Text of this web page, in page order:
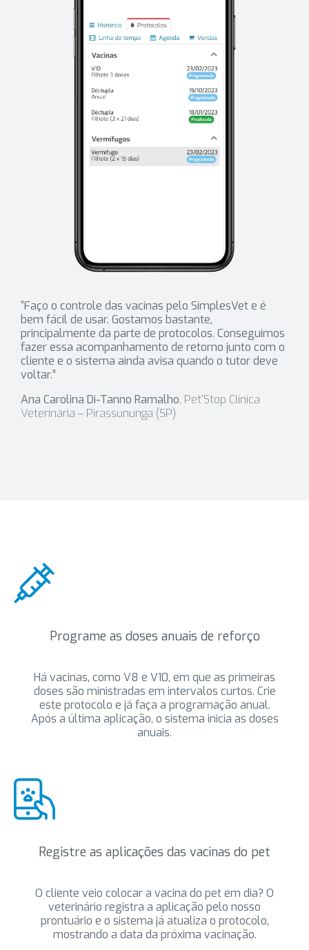
“Faço o controle das vacinas pelo SimplesVet e é
bem fácil de usar. Gostamos bastante,
principalmente da parte de protocolos. Conseguimos
fazer essa acompanhamento de retorno junto com o
cliente e o sistema ainda avisa quando o tutor deve
voltar.”
Ana Carolina Di-Tanno Ramalho, Pet’Stop Clínica
Veterinária – Pirassununga (SP)
Programe as doses anuais de reforço
Há vacinas, como V8 e V10, em que as primeiras
doses são ministradas em intervalos curtos. Crie
este protocolo e já faça a programação anual.
Após a última aplicação, o sistema inicia as doses
anuais.
Registre as aplicações das vacinas do pet
O cliente veio colocar a vacina do pet em dia? O
veterinário registra a aplicação pelo nosso
prontuário e o sistema já atualiza o protocolo,
mostrando a data da próxima vacinação.